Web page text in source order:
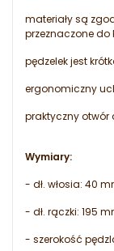
materiały są
przeznaczone do
pędzelek jest
ergonomiczny
praktyczny otwór
Wymiary:
- dł. włosia: 40
- dł. rączki: 195
- szerokość